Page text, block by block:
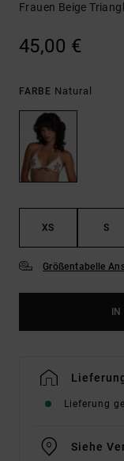
Frauen Beige
45,00 €
FARBE Natural
XS S
Größentabelle
Lieferung
Siehe